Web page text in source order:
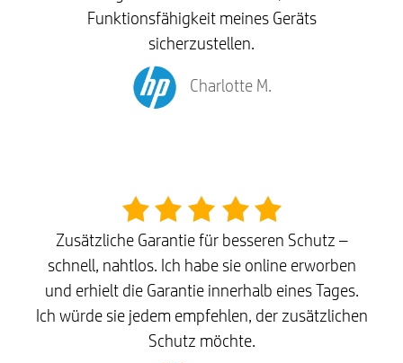
Funktionsfähigkeit meines Geräts
sicherzustellen.
Charlotte M.
Zusätzliche Garantie für besseren Schutz –
schnell, nahtlos. Ich habe sie online erworben
und erhielt die Garantie innerhalb eines Tages.
Ich würde sie jedem empfehlen, der zusätzlichen
Schutz möchte.